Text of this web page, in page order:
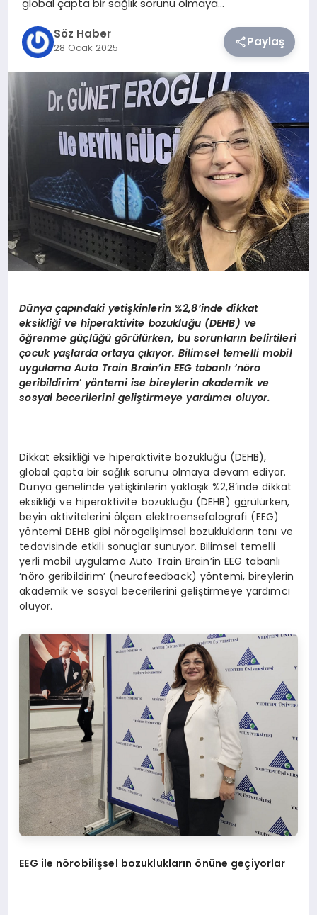
YAŞAM
global çapta bir sağlık sorunu olmaya…
Söz Haber
28 Ocak 2025 Paylaş
Dünya çapındaki yetişkinlerin %2,8’inde dikkat
eksikliği ve hiperaktivite bozukluğu (DEHB) ve
öğrenme güçlüğü görülürken, bu sorunların belirtileri
çocuk yaşlarda ortaya çıkıyor. Bilimsel temelli mobil
uygulama Auto Train Brain’in EEG tabanlı ‘nöro
geribildirim’yöntemi ise bireylerin akademik ve
sosyal becerilerini geliştirmeye yardımcı oluyor.
Dikkat eksikliği ve hiperaktivite bozukluğu (DEHB),
global çapta bir sağlık sorunu olmaya devam ediyor.
Dünya genelinde yetişkinlerin yaklaşık %2,8’inde dikkat
eksikliği ve hiperaktivite bozukluğu (DEHB) görülürken,
beyin aktivitelerini ölçen elektroensefalografi (EEG)
yöntemi DEHB gibi nörogelişimsel bozuklukların tanı ve
tedavisinde etkili sonuçlar sunuyor. Bilimsel temelli
yerli mobil uygulama Auto Train Brain’in EEG tabanlı
‘nöro geribildirim’ (neurofeedback) yöntemi, bireylerin
akademik ve sosyal becerilerini geliştirmeye yardımcı
oluyor.
EEG ile nörobilişsel bozuklukların önüne geçiyorlar